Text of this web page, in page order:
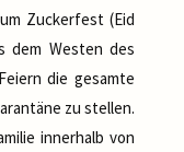
Zuckerfest (Eid
dem Westen des
die gesamte
zu stellen.
innerhalb von